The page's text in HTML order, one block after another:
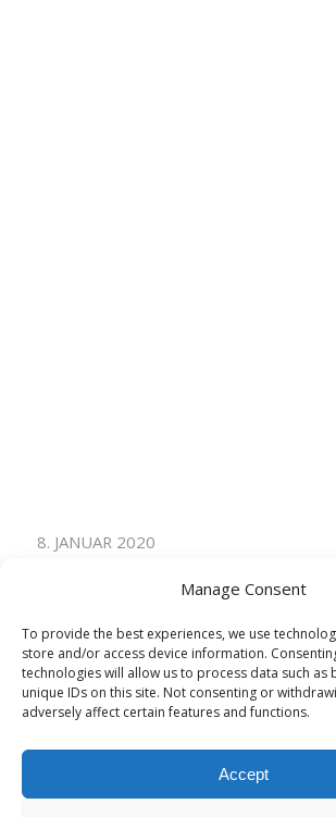
Manage Consent
To provide the best experiences, we use
store and/or access device information.
technologies will allow us to process data such
unique IDs on this site. Not consenting or
adversely affect certain features and functions.
Accept
8. JANUAR 2020